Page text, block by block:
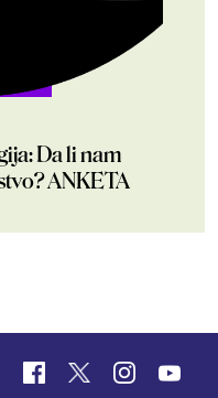
Da li nam
ANKETA